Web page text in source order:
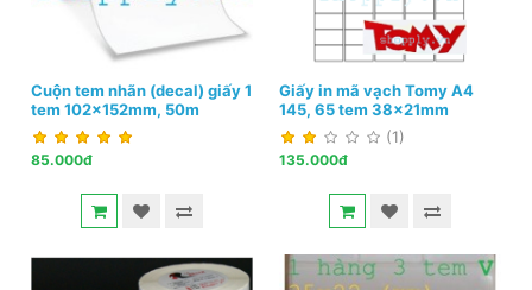
Cuộn tem nhãn (decal) giấy 1
tem 102x152mm, 50m
85.000đ
Giấy in mã vạch Tomy A4
145, 65 tem 38x21mm
(1)
135.000đ